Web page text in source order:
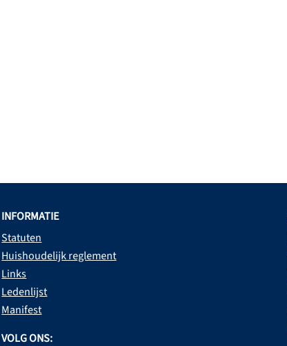
INFORMATIE
Statuten
Huishoudelijk reglement
Links
Ledenlijst
Manifest
VOLG ONS: